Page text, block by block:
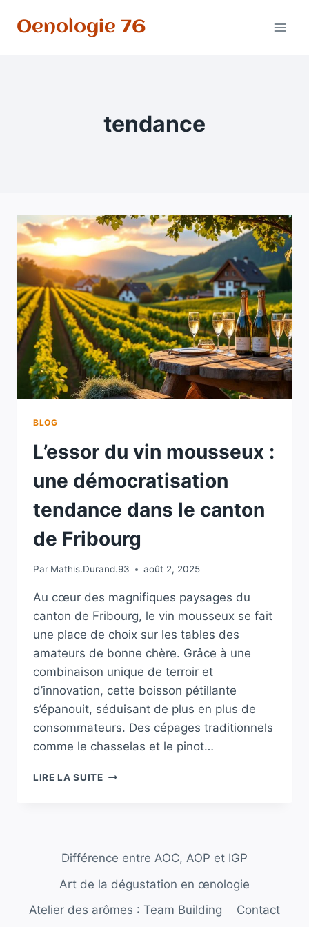
Oenologie 76
tendance
BLOG
L’essor du vin mousseux :
une démocratisation
tendance dans le canton
de Fribourg
Par Mathis.Durand.93 août 2, 2025
Au cœur des magnifiques paysages du
canton de Fribourg, le vin mousseux se fait
une place de choix sur les tables des
amateurs de bonne chère. Grâce à une
combinaison unique de terroir et
d’innovation, cette boisson pétillante
s’épanouit, séduisant de plus en plus de
consommateurs. Des cépages traditionnels
comme le chasselas et le pinot…
LIRE LA SUITEL’ESSOR
DÉMOCRATISATION
DANS
LE
Différence entre AOC, AOP et IGP
Art de la dégustation en œnologie
Atelier des arômes : Team Building
Contact